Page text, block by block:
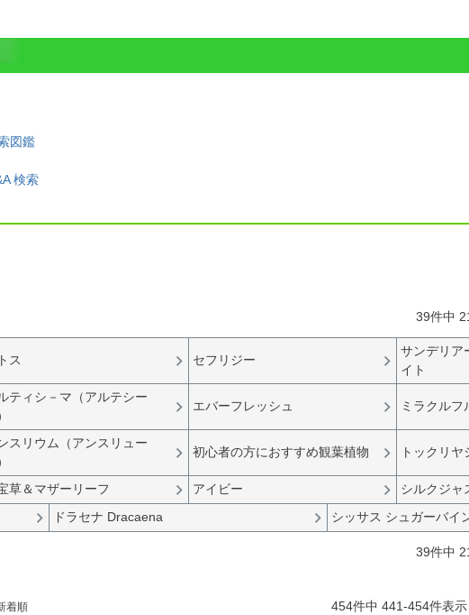
図鑑
検索
39件中
ス セフリジー
サンデリア
イト
ティシ－マ（アルテシー
エバーフレッシュ ミラクルフ
スリウム（アンスリュー
初心者の方におすすめ観葉植物 トックリヤ
草＆マザーリーフ アイビー
シルクジャ
ドラセナ Dracaena シッサス シュガーバイ
39件中
着順 454件中 441-454件表示